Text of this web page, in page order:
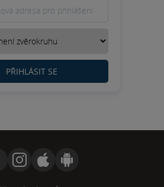
PŘIHLÁSIT SE